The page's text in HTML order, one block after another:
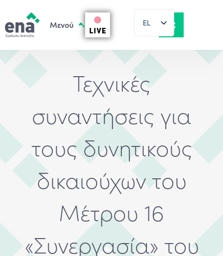
LIVE
EL
EN
Τεχνικές
συναντήσεις για
τους δυνητικούς
δικαιούχων του
Μέτρου 16
«Συνεργασία» του